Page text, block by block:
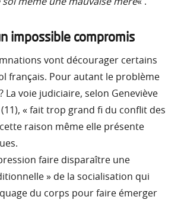
impossible compromis
vont décourager certains
français. Pour autant le problème
La voie judiciaire, selon Geneviève
« fait trop grand fi du conflit des
raison même elle présente
faire disparaître une
» de la socialisation qui
du corps pour faire émerger